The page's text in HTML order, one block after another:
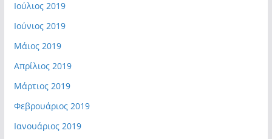
Ιούλιος 2019
Ιούνιος 2019
Μάιος 2019
Απρίλιος 2019
Μάρτιος 2019
Φεβρουάριος 2019
Ιανουάριος 2019